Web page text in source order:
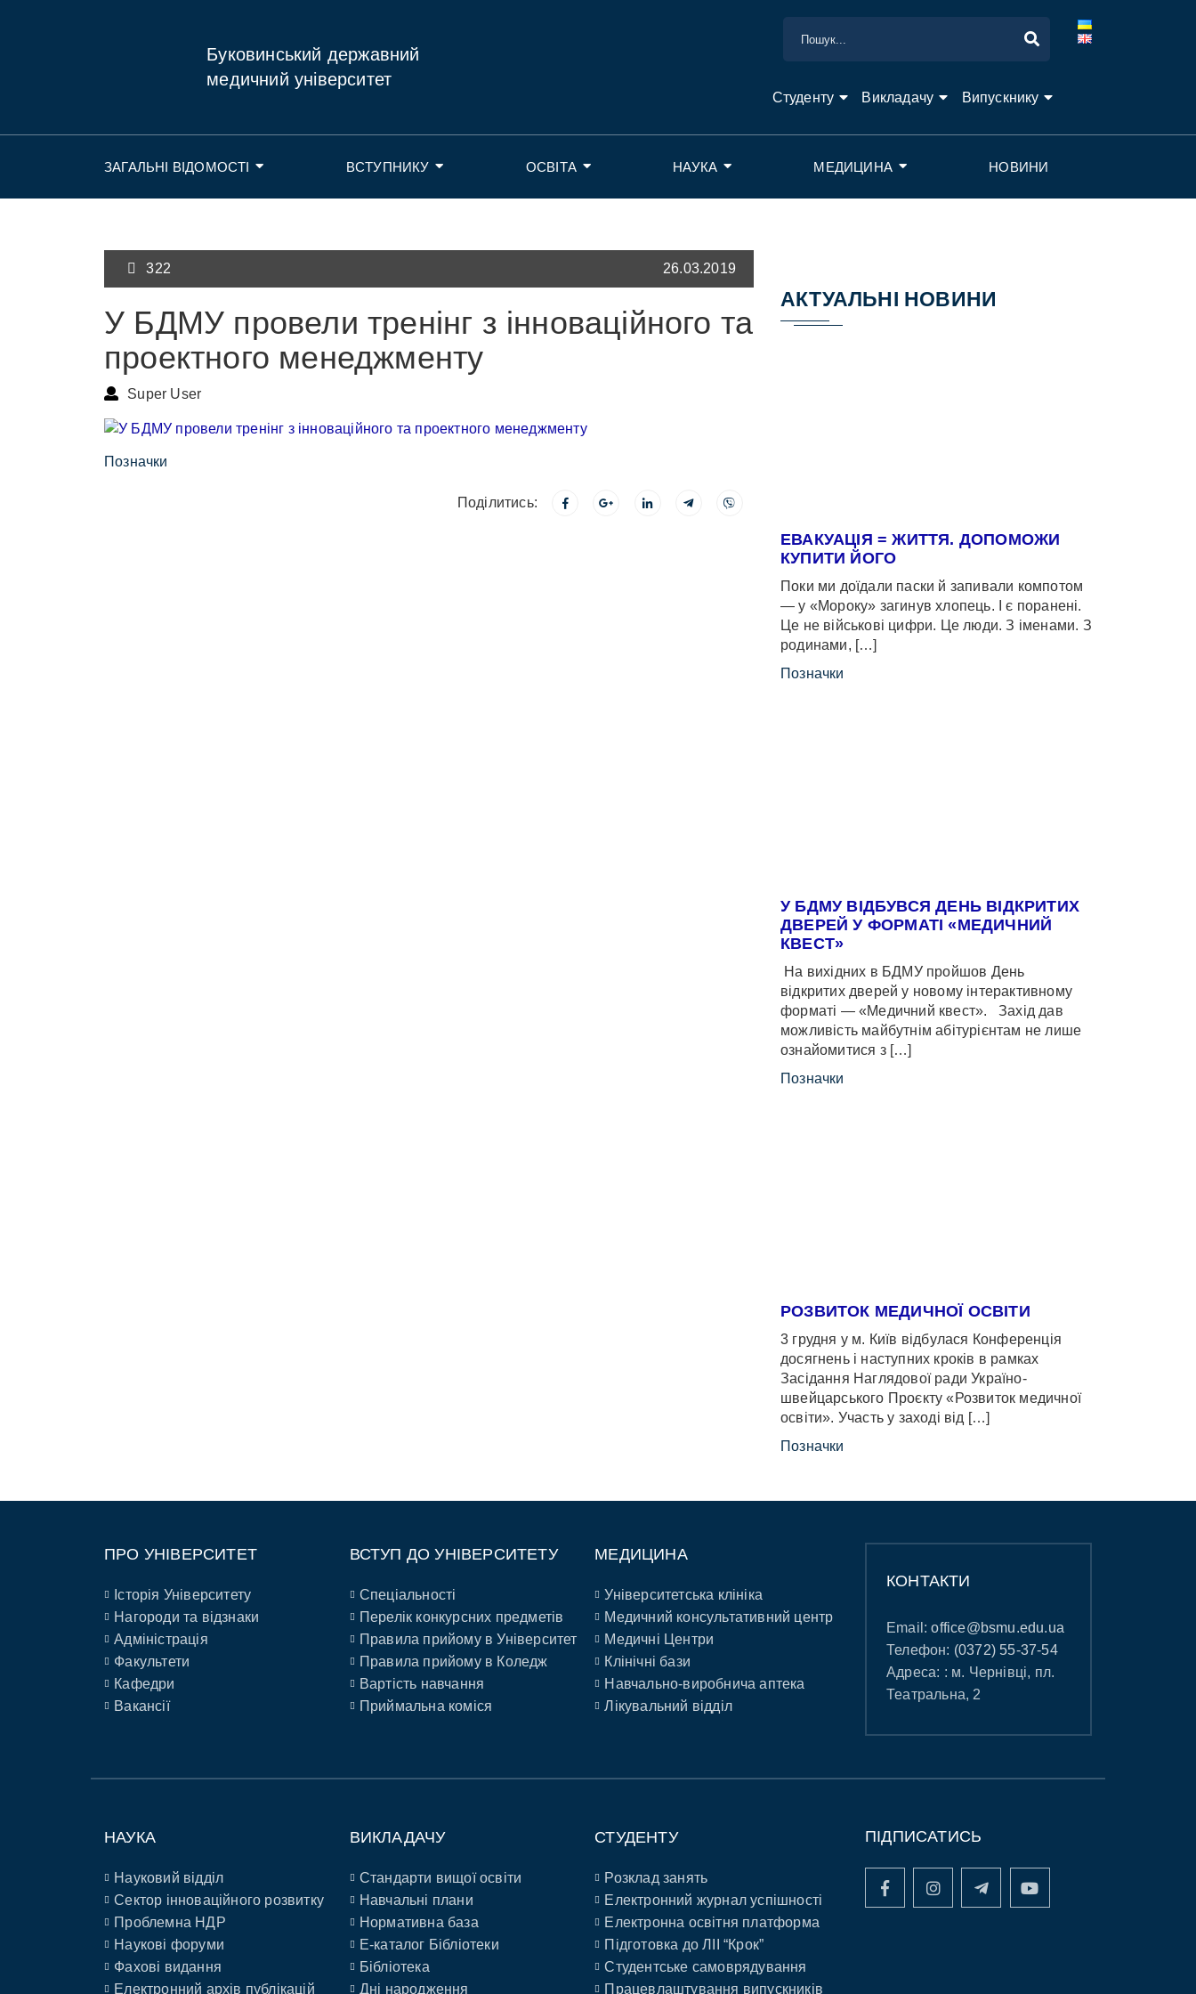
Буковинський державний
медичний університет
Студенту Викладачу Випускнику
ЗАГАЛЬНІ ВІДОМОСТІ ВСТУПНИКУ ОСВІТА НАУКА МЕДИЦИНА НОВИНИ
322 26.03.2019
У БДМУ провели тренінг з інноваційного та
проектного менеджменту
Super User
Позначки
Поділитись:
АКТУАЛЬНІ НОВИНИ
ЕВАКУАЦІЯ = ЖИТТЯ. ДОПОМОЖИ
КУПИТИ ЙОГО
Поки ми доїдали паски й запивали компотом
— у «Мороку» загинув хлопець. І є поранені.
Це не військові цифри. Це люди. З іменами. З
родинами, […]
Позначки
У БДМУ ВІДБУВСЯ ДЕНЬ ВІДКРИТИХ
ДВЕРЕЙ У ФОРМАТІ «МЕДИЧНИЙ
КВЕСТ»
На вихідних в БДМУ пройшов День
відкритих дверей у новому інтерактивному
форматі — «Медичний квест». Захід дав
можливість майбутнім абітурієнтам не лише
ознайомитися з […]
Позначки
РОЗВИТОК МЕДИЧНОЇ ОСВІТИ
3 грудня у м. Київ відбулася Конференція
досягнень і наступних кроків в рамках
Засідання Наглядової ради Україно-
швейцарського Проєкту «Розвиток медичної
освіти». Участь у заході від […]
Позначки
ПРО УНІВЕРСИТЕТ
Історія Університету
Нагороди та відзнаки
Адміністрація
Факультети
Кафедри
Вакансії
ВСТУП ДО УНІВЕРСИТЕТУ
Спеціальності
Перелік конкурсних предметів
Правила прийому в Університет
Правила прийому в Коледж
Вартість навчання
Приймальна коміся
МЕДИЦИНА
Університетська клініка
Медичний консультативний центр
Медичні Центри
Клінічні бази
Навчально-виробнича аптека
Лікувальний відділ
КОНТАКТИ
Email:office@bsmu.edu.ua
Телефон: (0372) 55-37-54
Адреса: : м. Чернівці, пл.
Театральна, 2
НАУКА
Науковий відділ
Сектор інноваційного розвитку
Проблемна НДР
Наукові форуми
Фахові видання
Електронний архів публікацій
ВИКЛАДАЧУ
Стандарти вищої освіти
Навчальні плани
Нормативна база
E-каталог Бібліотеки
Бібліотека
Дні народження
СТУДЕНТУ
Розклад занять
Електронний журнал успішності
Електронна освітня платформа
Підготовка до ЛІІ “Крок”
Студентське самоврядування
Працевлаштування випускників
ПІДПИСАТИСЬ